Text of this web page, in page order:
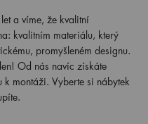
a víme, že kvalitní
kvalitním materiálu, který
promyšleném designu.
Od nás navíc získáte
montáži. Vyberte si nábytek